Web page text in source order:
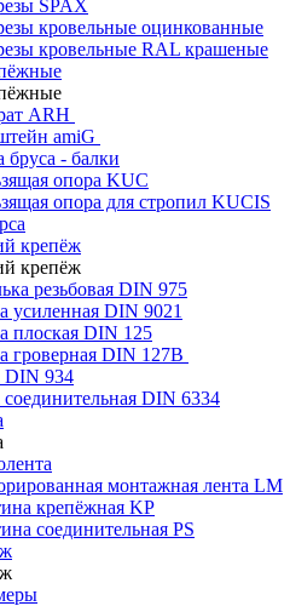
SPAX
кровельные оцинкованные
кровельные RAL крашеные
ARH
amiG
бруса - балки
опора KUC
опора для стропил KUCIS
крепёж
крепёж
резьбовая DIN 975
усиленная DIN 9021
плоская DIN 125
гроверная DIN 127B
DIN 934
соединительная DIN 6334
монтажная лента LM
крепёжная KP
соединительная PS